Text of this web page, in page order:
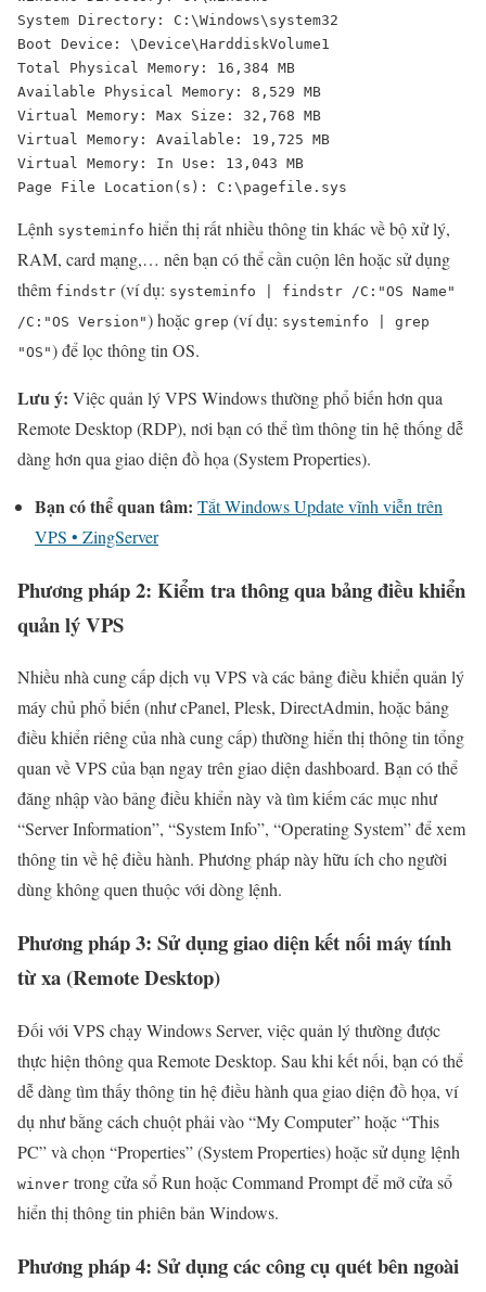
System Directory: C:\Windows\system32
Boot Device: \Device\HarddiskVolume1
Total Physical Memory: 16,384 MB
Available Physical Memory: 8,529 MB
Virtual Memory: Max Size: 32,768 MB
Virtual Memory: Available: 19,725 MB
Virtual Memory: In Use: 13,043 MB
Page File Location(s): C:\pagefile.sys
Lệnh systeminfo hiển thị rất nhiều thông tin khác về bộ xử lý,
RAM, card mạng,… nên bạn có thể cần cuộn lên hoặc sử dụng
thêm findstr (ví dụ: systeminfo | findstr /C:"OS Name"
/C:"OS Version") hoặc grep (ví dụ: systeminfo | grep
"OS") để lọc thông tin OS.
Lưu ý: Việc quản lý VPS Windows thường phổ biến hơn qua
Remote Desktop (RDP), nơi bạn có thể tìm thông tin hệ thống dễ
dàng hơn qua giao diện đồ họa (System Properties).
Bạn có thể quan tâm: Tắt Windows Update vĩnh viễn trên
VPS • ZingServer
Phương pháp 2: Kiểm tra thông qua bảng điều khiển
quản lý VPS
Nhiều nhà cung cấp dịch vụ VPS và các bảng điều khiển quản lý
máy chủ phổ biến (như cPanel, Plesk, DirectAdmin, hoặc bảng
điều khiển riêng của nhà cung cấp) thường hiển thị thông tin tổng
quan về VPS của bạn ngay trên giao diện dashboard. Bạn có thể
đăng nhập vào bảng điều khiển này và tìm kiếm các mục như
“Server Information”, “System Info”, “Operating System” để xem
thông tin về hệ điều hành. Phương pháp này hữu ích cho người
dùng không quen thuộc với dòng lệnh.
Phương pháp 3: Sử dụng giao diện kết nối máy tính
từ xa (Remote Desktop)
Đối với VPS chạy Windows Server, việc quản lý thường được
thực hiện thông qua Remote Desktop. Sau khi kết nối, bạn có thể
dễ dàng tìm thấy thông tin hệ điều hành qua giao diện đồ họa, ví
dụ như bằng cách chuột phải vào “My Computer” hoặc “This
PC” và chọn “Properties” (System Properties) hoặc sử dụng lệnh
winver trong cửa sổ Run hoặc Command Prompt để mở cửa sổ
hiển thị thông tin phiên bản Windows.
Phương pháp 4: Sử dụng các công cụ quét bên ngoài